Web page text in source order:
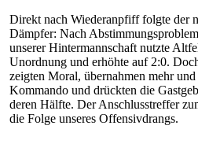
Direkt nach Wiederanpfiff folgte der
Dämpfer: Nach
unserer Hintermannschaft nutzte
Unordnung und erhöhte auf 2:0.
zeigten Moral, übernahmen mehr und
Kommando und drückten die
deren Hälfte. Der Anschlusstreffer
die Folge unseres Offensivdrangs.